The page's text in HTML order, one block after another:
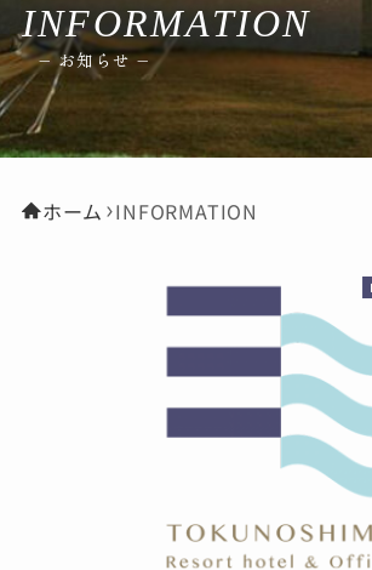
Reservation
ご宿泊の予約はこちら
Tel.0997-83-3501
SOCIAL MEDIA POLICY
INFORMATION
– お知らせ –
ホーム INFORMATION